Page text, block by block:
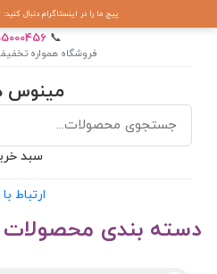
پیج ما را در اینستاگرام دنبال کنید: mionoshome.ir
📞
فروشگاه همواره
مینوس
سبد
ارتباط
دسته بندی محصولات